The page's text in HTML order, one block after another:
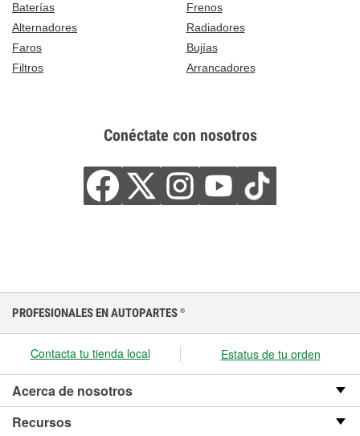
Baterías
Frenos
Alternadores
Radiadores
Faros
Bujías
Filtros
Arrancadores
Conéctate con nosotros
PROFESIONALES EN AUTOPARTES ®
Contacta tu tienda local Estatus de tu orden
Acerca de nosotros
Recursos